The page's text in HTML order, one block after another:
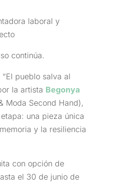
laboral y
continúa.
pueblo salva al
la artista Begonya
Moda Second Hand),
una pieza única
y la resiliencia
con opción de
el 30 de junio de